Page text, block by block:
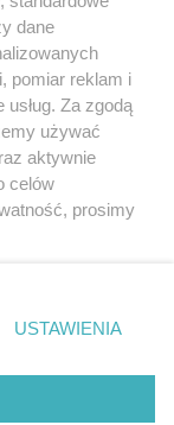
sp. z o.o.
dane
pomiar reklam i
Za zgodą
używać
aktywnie
celów
prosimy
rogu strony
nie wymagają
USTAWIENIA